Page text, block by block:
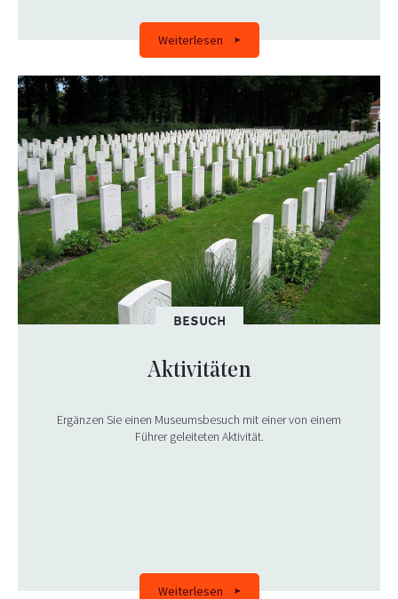
Weiterlesen
BESUCH
Aktivitäten
Ergänzen Sie einen Museumsbesuch mit einer von einem
Führer geleiteten Aktivität.
Weiterlesen